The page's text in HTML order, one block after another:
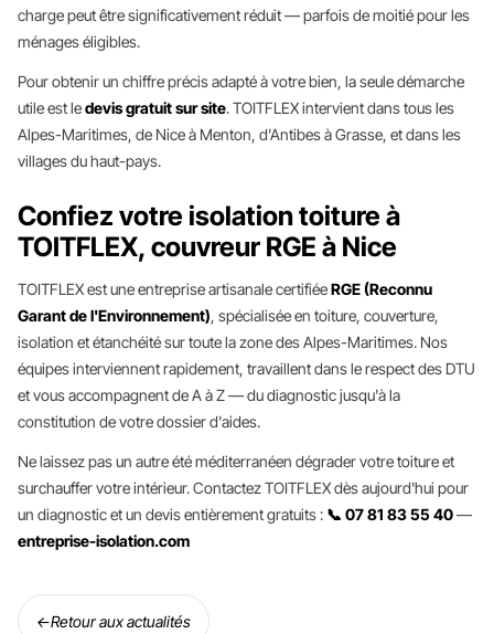
charge peut être significativement réduit — parfois de moitié pour les
ménages éligibles.
Pour obtenir un chiffre précis adapté à votre bien, la seule démarche
utile est ledevis gratuit sur site. TOITFLEX intervient dans tous les
Alpes-Maritimes, de Nice à Menton, d'Antibes à Grasse, et dans les
villages du haut-pays.
Confiez votre isolation toiture à
TOITFLEX, couvreur RGE à Nice
TOITFLEX est une entreprise artisanale certifiéeRGE (Reconnu
Garant de l'Environnement), spécialisée en toiture, couverture,
isolation et étanchéité sur toute la zone des Alpes-Maritimes. Nos
équipes interviennent rapidement, travaillent dans le respect des DTU
et vous accompagnent de A à Z — du diagnostic jusqu'à la
constitution de votre dossier d'aides.
Ne laissez pas un autre été méditerranéen dégrader votre toiture et
surchauffer votre intérieur. Contactez TOITFLEX dès aujourd'hui pour
un diagnostic et un devis entièrement gratuits : 📞 07 81 83 55 40—
entreprise-isolation.com
←Retour aux actualités